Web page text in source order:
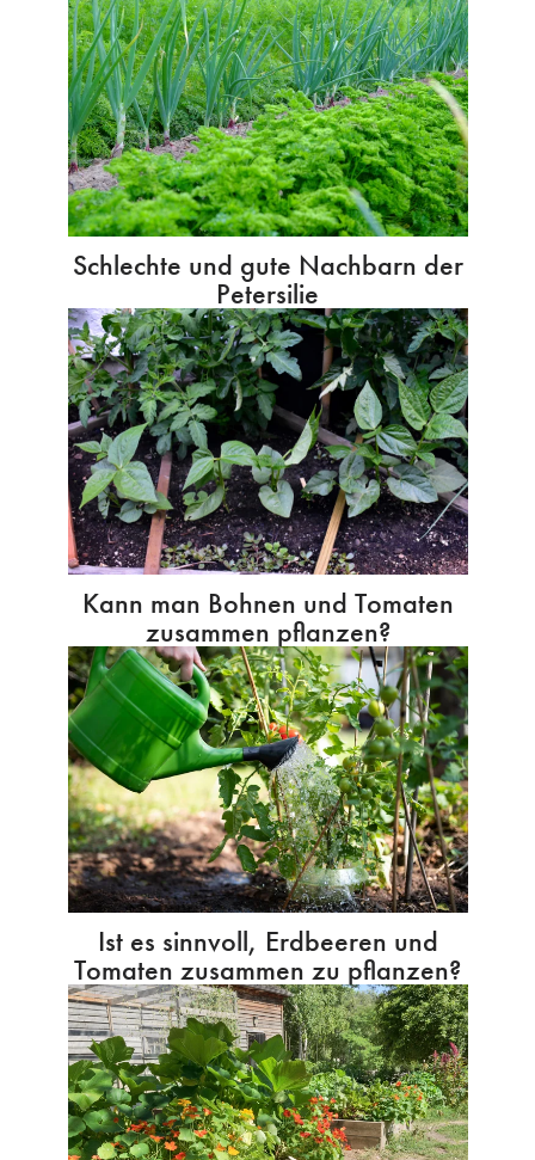
Schlechte und gute Nachbarn der
Petersilie
Kann man Bohnen und Tomaten
zusammen pflanzen?
Ist es sinnvoll, Erdbeeren und
Tomaten zusammen zu pflanzen?